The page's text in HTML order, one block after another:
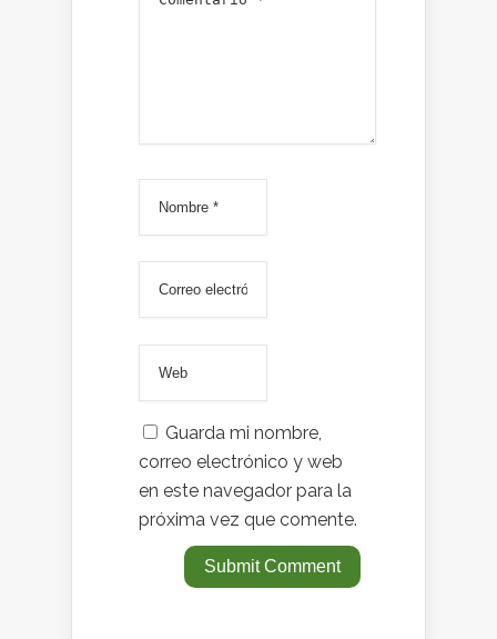
Guarda mi nombre,
correo electrónico y web
en este navegador para la
próxima vez que comente.